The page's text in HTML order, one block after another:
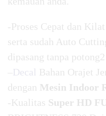
-Proses Cepat dan Kilat
serta sudah Auto
dipasang tanpa
–Decal Bahan Orajet
dengan Mesin Indoor
-Kualitas Super HD